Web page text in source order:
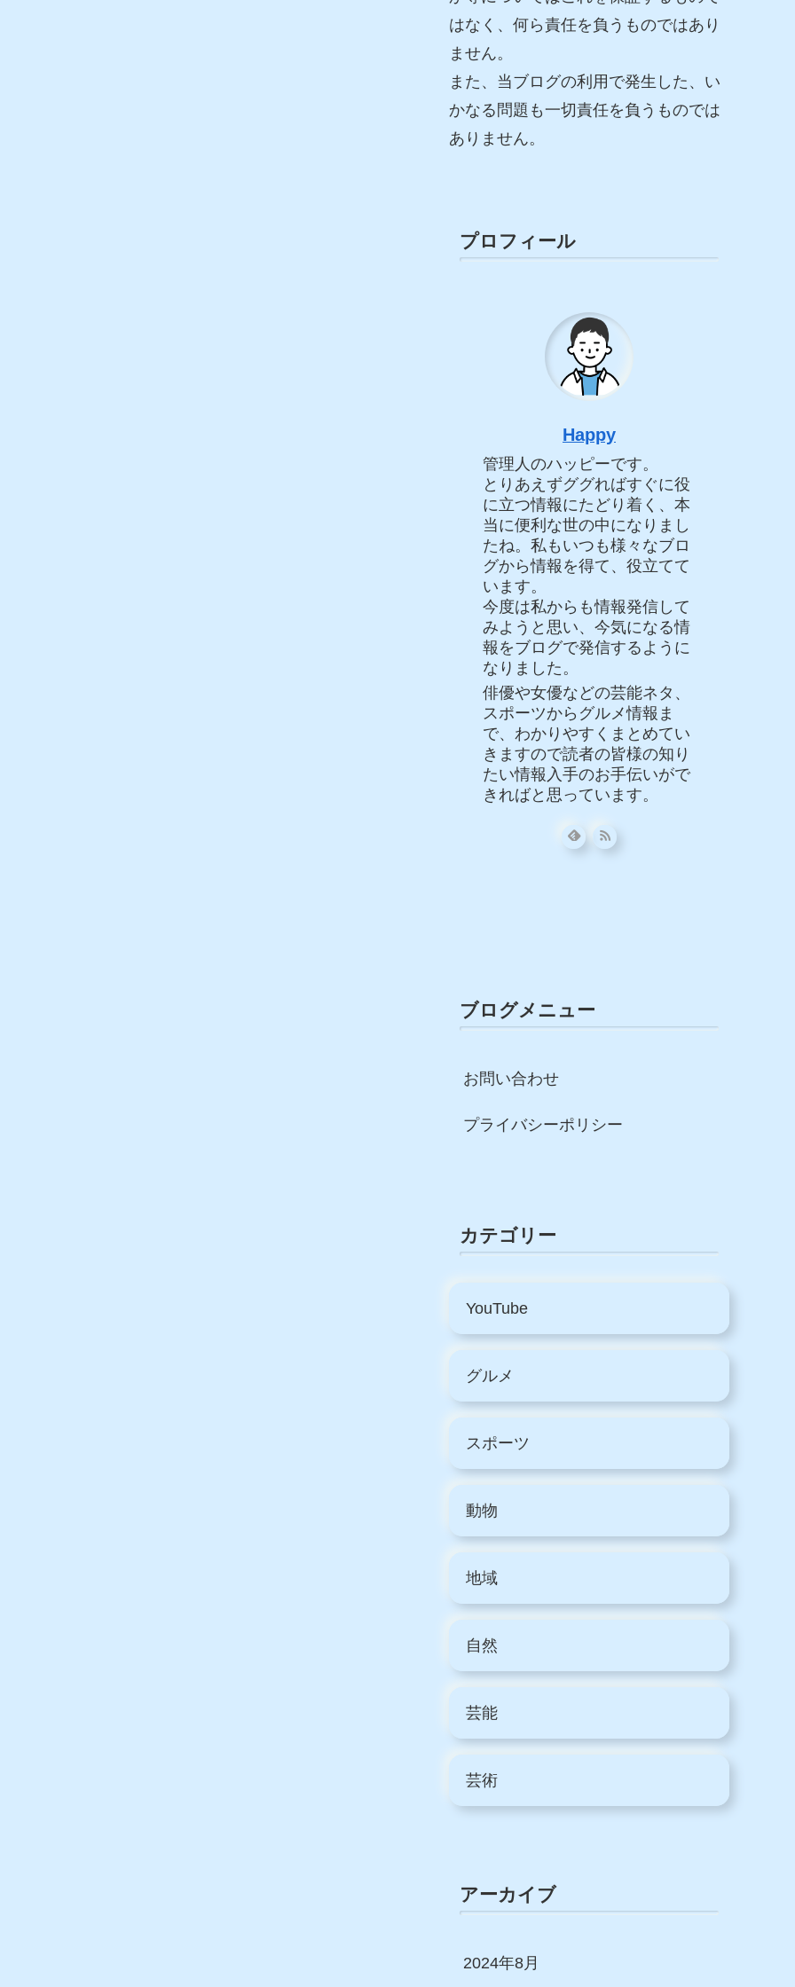
はなく、何ら責任を負うものではあり
ません。
また、当ブログの利用で発生した、い
かなる問題も一切責任を負うものでは
ありません。
プロフィール
Happy
管理人のハッピーです。
とりあえずググればすぐに役
に立つ情報にたどり着く、本
当に便利な世の中になりまし
たね。私もいつも様々なブロ
グから情報を得て、役立てて
います。
今度は私からも情報発信して
みようと思い、今気になる情
報をブログで発信するように
なりました。
俳優や女優などの芸能ネタ、
スポーツからグルメ情報ま
で、わかりやすくまとめてい
きますので読者の皆様の知り
たい情報入手のお手伝いがで
きればと思っています。
ブログメニュー
お問い合わせ
プライバシーポリシー
カテゴリー
YouTube
グルメ
スポーツ
動物
地域
自然
芸能
芸術
アーカイブ
2024年8月